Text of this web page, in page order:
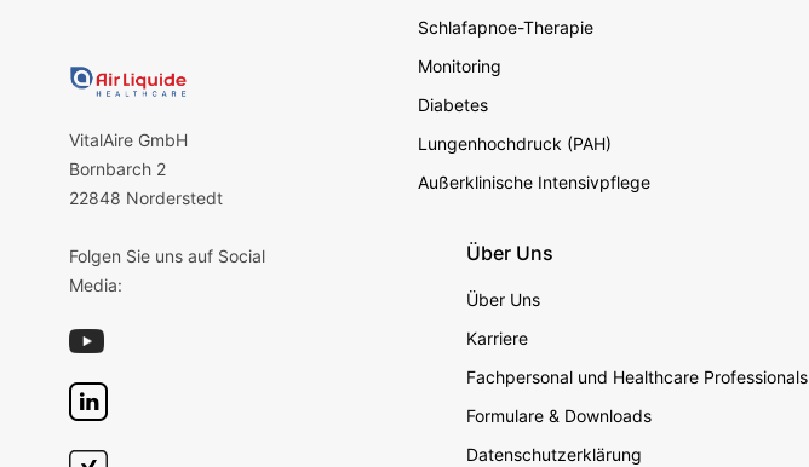
VitalAire GmbH
Bornbarch 2
22848 Norderstedt
Folgen Sie uns auf Social
Media:
Schlafapnoe-Therapie
Monitoring
Diabetes
Lungenhochdruck (PAH)
Außerklinische Intensivpflege
Über Uns
Über Uns
Karriere
Fachpersonal und Healthcare Professionals
Formulare & Downloads
Datenschutzerklärung